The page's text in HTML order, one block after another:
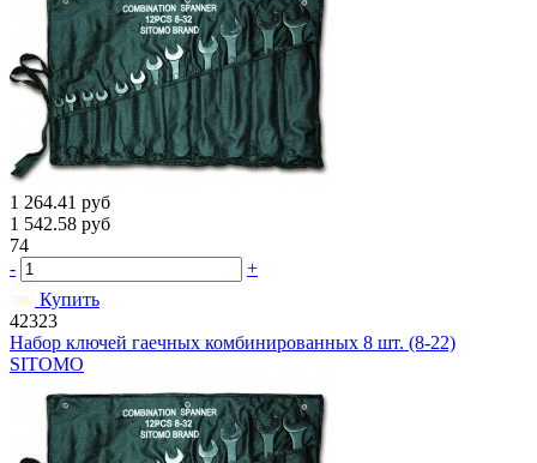
1 264.41 руб
1 542.58 руб
74
-
+
Купить
42323
Набор ключей гаечных комбинированных 8 шт. (8-22)
SITOMO